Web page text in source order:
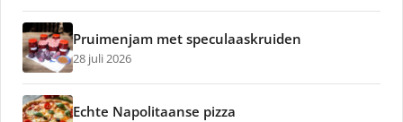
Pruimenjam met speculaaskruiden
28 juli 2026
Echte Napolitaanse pizza